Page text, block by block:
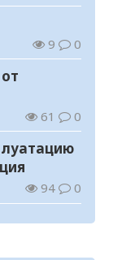
9 0
61 0
94 0